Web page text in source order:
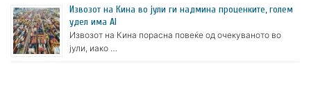
Извозот на Кина во јули ги надмина проценките, голем
удел има AI
Извозот на Кина порасна повеќе од очекуваното во
јули, иако …